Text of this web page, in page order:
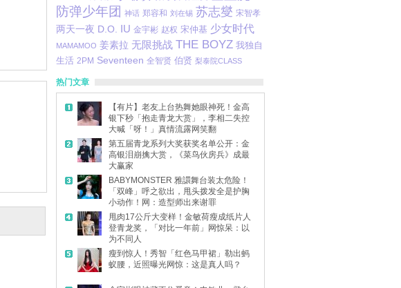
防弹少年团
神话 郑容和 刘在锡 苏志燮 宋智孝
两天一夜 D.O. IU 金宇彬 赵权 宋仲基 少女时代
MAMAMOO 姜素拉 无限挑战 THE BOYZ 我独自
生活 2PM Seventeen 全智贤 伯贤 梨泰院CLASS
热门文章
【有片】老友上台热舞她眼神死！金高
银下秒「抱走青龙大赏」，李相二失控
大喊「呀！」真情流露网笑翻
第五届青龙系列大奖获奖名单公开：金
高银泪崩擒大赏，《菜鸟伙房兵》成最
大赢家
BABYMONSTER 雅譞舞台装太危险！
「双峰」呼之欲出，甩头拨发全是护胸
小动作！网：造型师出来谢罪
甩肉17公斤大变样！金敏荷瘦成纸片人
登青龙奖，「对比一年前」网惊呆：以
为不同人
瘦到惊人！秀智「红色马甲裙」勒出蚂
蚁腰，近照曝光网惊：这是真人吗？